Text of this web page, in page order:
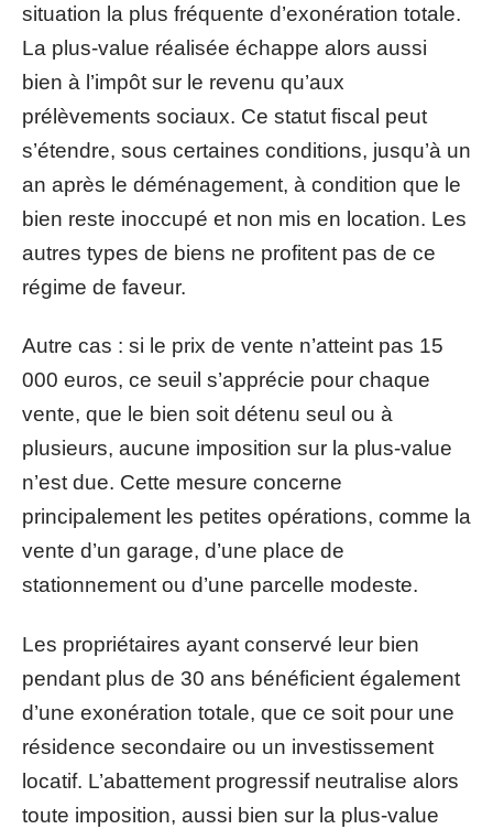
situation la plus fréquente d’exonération totale.
La plus-value réalisée échappe alors aussi
bien à l’impôt sur le revenu qu’aux
prélèvements sociaux. Ce statut fiscal peut
s’étendre, sous certaines conditions, jusqu’à un
an après le déménagement, à condition que le
bien reste inoccupé et non mis en location. Les
autres types de biens ne profitent pas de ce
régime de faveur.
Autre cas : si le prix de vente n’atteint pas 15
000 euros, ce seuil s’apprécie pour chaque
vente, que le bien soit détenu seul ou à
plusieurs, aucune imposition sur la plus-value
n’est due. Cette mesure concerne
principalement les petites opérations, comme la
vente d’un garage, d’une place de
stationnement ou d’une parcelle modeste.
Les propriétaires ayant conservé leur bien
pendant plus de 30 ans bénéficient également
d’une exonération totale, que ce soit pour une
résidence secondaire ou un investissement
locatif. L’abattement progressif neutralise alors
toute imposition, aussi bien sur la plus-value